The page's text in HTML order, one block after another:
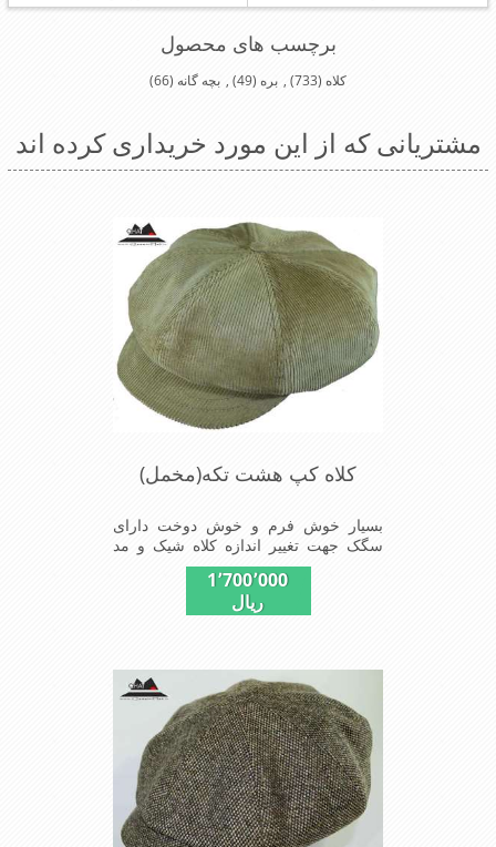
برچسب های محصول
کلاه (733)
, بره (49)
, بچه گانه (66)
مشتریانی که از این مورد خریداری کرده اند
کلاه کپ هشت تکه(مخمل)
بسیار خوش فرم و خوش دوخت دارای
سگک جهت تغییر اندازه کلاه شیک و مد
روز سبک و راحت
1٬700٬000
ریال